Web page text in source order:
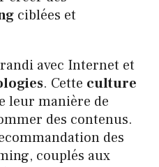
ciblées et
avec Internet et
. Cette culture
leur manière de
des contenus.
des
couplés aux